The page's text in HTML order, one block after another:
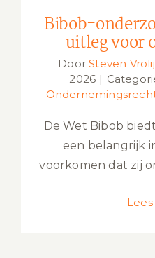
Bibob-
uitleg voor
DoorSteven
2026 |
De Wet Bibob
een belangrijk
voorkomen dat zij